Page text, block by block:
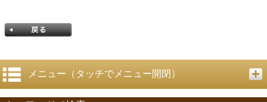
メニュー（タッチでメニュー開閉）